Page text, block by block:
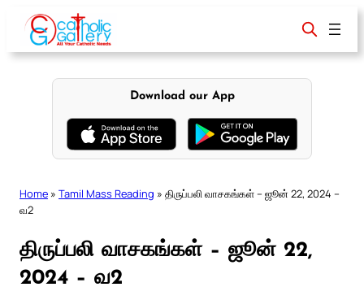
content
Download our App
Home » Tamil Mass Reading » திருப்பலி வாசகங்கள் – ஜூன் 22, 2024 –
வ2
திருப்பலி வாசகங்கள் – ஜூன் 22,
2024 – வ2